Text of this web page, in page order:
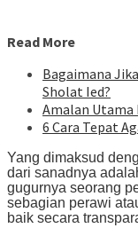
Read More
Bagaimana
Sholat Ied?
Amalan Utama
6 Cara Tepat
Yang dimaksud
dari sanadnya
gugurnya seorang
sebagian perawi
baik secara